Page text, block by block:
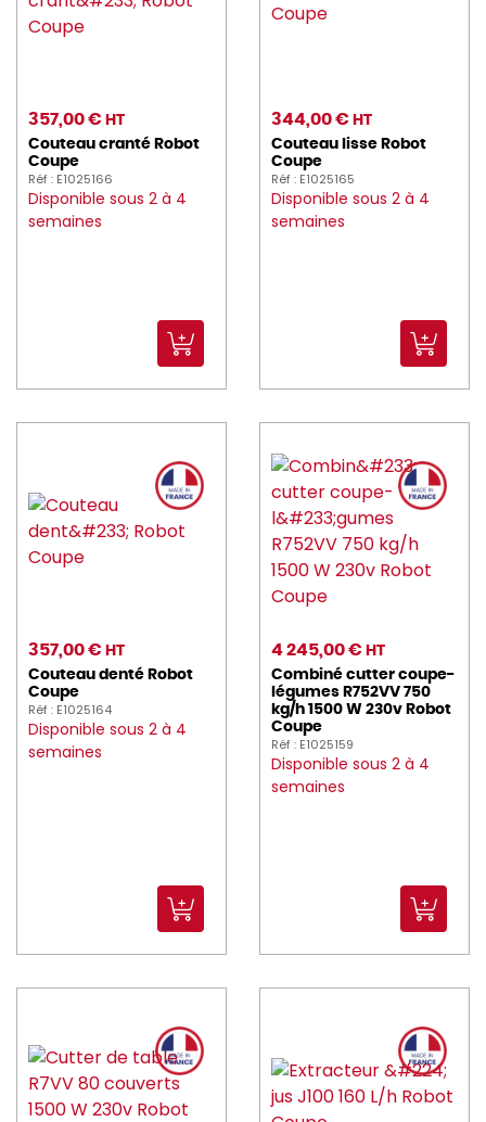
357,00 € HT
Couteau cranté Robot
Coupe
Réf : E1025166
Disponible sous 2 à 4
semaines
344,00 € HT
Couteau lisse Robot
Coupe
Réf : E1025165
Disponible sous 2 à 4
semaines
357,00 € HT
Couteau denté Robot
Coupe
Réf : E1025164
Disponible sous 2 à 4
semaines
4 245,00 € HT
Combiné cutter coupe-
légumes R752VV 750
kg/h 1500 W 230v Robot
Coupe
Réf : E1025159
Disponible sous 2 à 4
semaines